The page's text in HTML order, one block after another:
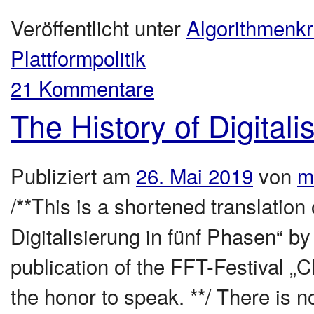
Veröffentlicht unter
Plattformpolitik
21 Kommentare
The History of
Publiziert am 26. Mai 2019 von
/**This is a shortened
Digitalisierung in fünf Phasen“
publication of the FFT-Festival
the honor to speak. **/ There is